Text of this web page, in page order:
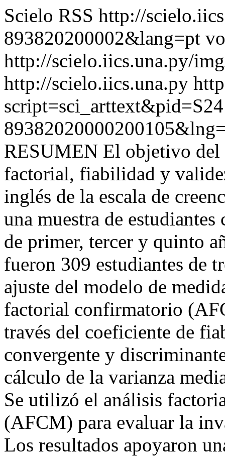
Scielo RSS http://
893820200002&lang=pt
http://scielo.iics.una.py/
http://scielo.iics.una.py
RESUMEN El objetivo del
factorial, fiabilidad y
inglés de la escala de
una muestra de
de primer, tercer y quinto
fueron 309 estudiantes de
ajuste del modelo de
factorial confirmatorio
través del coeficiente de
convergente y
cálculo de la varianza
Se utilizó el análisis
(AFCM) para evaluar la
Los resultados apoyaron